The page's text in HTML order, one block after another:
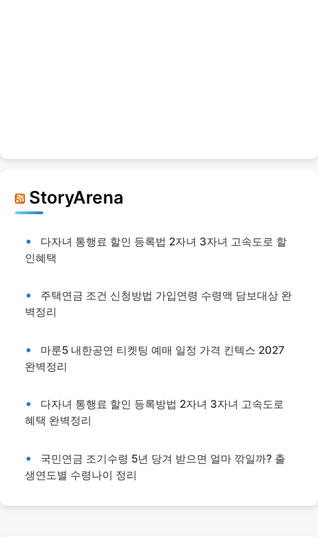
StoryArena
다자녀 통행료 할인 등록법 2자녀 3자녀 고속도로 할
인혜택
주택연금 조건 신청방법 가입연령 수령액 담보대상 완
벽정리
마룬5 내한공연 티켓팅 예매 일정 가격 킨텍스 2027
완벽정리
다자녀 통행료 할인 등록방법 2자녀 3자녀 고속도로
혜택 완벽정리
국민연금 조기수령 5년 당겨 받으면 얼마 깎일까? 출
생연도별 수령나이 정리